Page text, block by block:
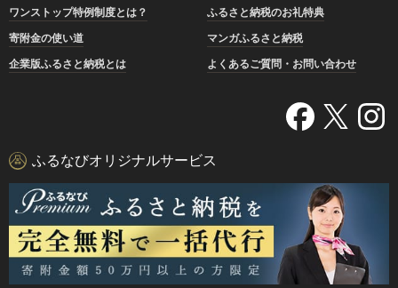
ワンストップ特例制度とは？
ふるさと納税のお礼特典
寄附金の使い道
マンガふるさと納税
企業版ふるさと納税とは
よくあるご質問・お問い合わせ
ふるなびオリジナルサービス